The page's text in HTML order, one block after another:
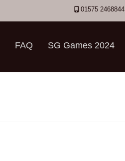
01575 2468844
FAQ SG Games 2024